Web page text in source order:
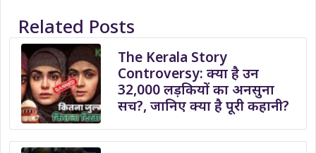
Related Posts
The Kerala Story
Controversy: क्या है उन
32,000 लड़कियों का अनसुना
सच?, जानिए क्या है पूरी कहानी?